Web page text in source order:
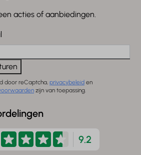
acties of aanbiedingen.
door reCaptcha, privacybeleid en
zijn van toepassing.
9.2